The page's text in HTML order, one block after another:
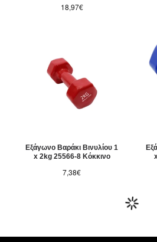
18,97€
Εξάγωνο Βαράκι Βινυλίου 1
x 2kg 25566-8 Κόκκινο
7,38€